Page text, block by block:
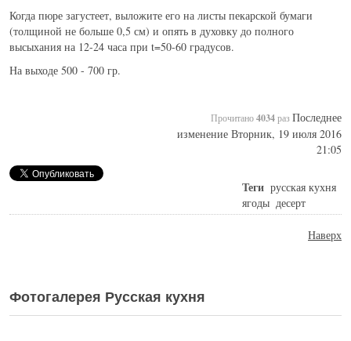
Когда пюре загустеет, выложите его на листы пекарской бумаги
(толщиной не больше 0,5 см) и опять в духовку до полного
высыхания на 12-24 часа при t=50-60 градусов.
На выходе 500 - 700 гр.
Прочитано4034разПоследнее
изменение Вторник, 19 июля 2016
21:05
Теги русская кухня
ягоды десерт
Наверх
Фотогалерея Русская кухня